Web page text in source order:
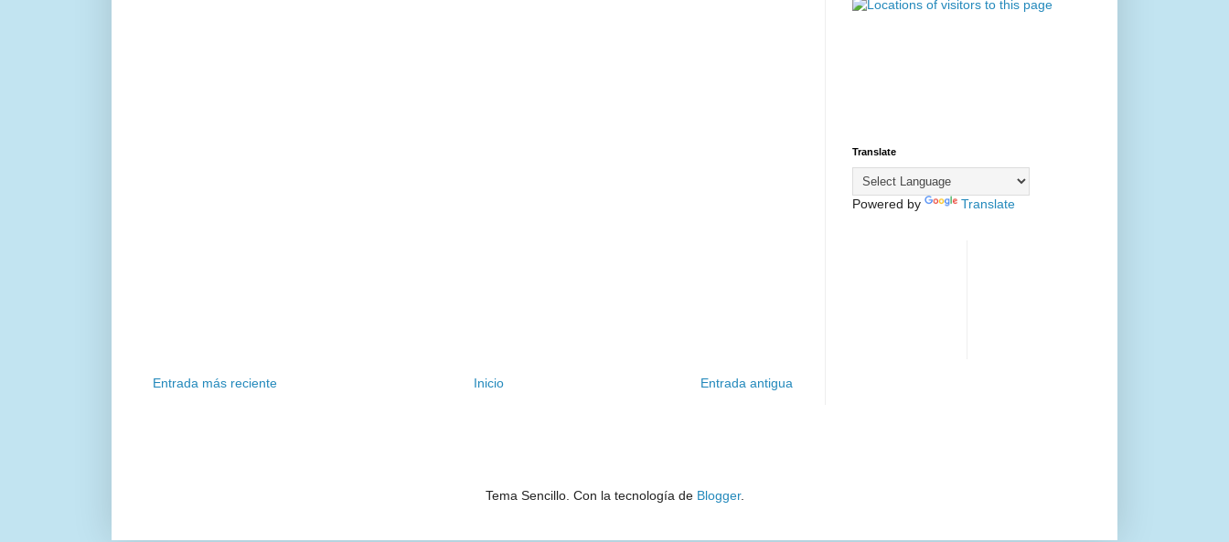
Entrada más reciente Entrada antigua
Inicio
Translate
Powered by Translate
Tema Sencillo. Con la tecnología de Blogger.